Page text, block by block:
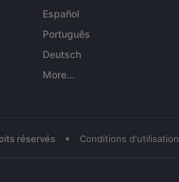
Español
Português
Deutsch
More...
réservés • Conditions d'utilisation